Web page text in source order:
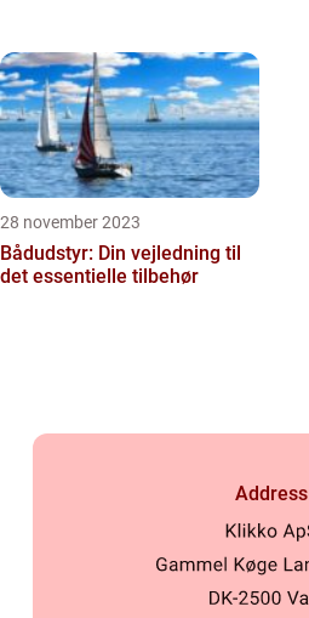
28 november 2023
Bådudstyr: Din vejledning til
det essentielle tilbehør
Address